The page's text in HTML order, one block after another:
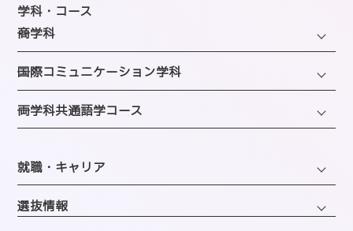
SAIJOの特徴
選ばれる理由
教員紹介
アクセス
年間スケジュール
施設のご紹介
図書館
クラブ＆サークルのご案内
海外留学制度
学科・コース
─商学科
ファッション・トレンドコース
ビューティーホスピタリティコース
経営・マーケティングコース
情報・AIライフコース
医療事務コンピュータコース
─国際コミュニケーション学科
観光・エンターテインメントコース
企画・地域ブランディングコース
ホテル・ホスピタリティコース
エアライン・ホスピタリティコース
ブライダル・コーディネートコース
─両学科共通語学コース
韓国語コミュニケーションコース
就職・キャリア
キャリアサポートセンター
選抜情報